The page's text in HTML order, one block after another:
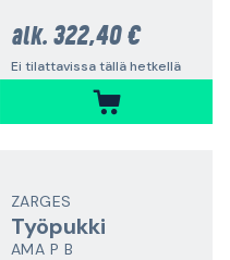
alk. 322,40 €
Ei tilattavissa tällä hetkellä
ZARGES
Työpukki
AMA P B